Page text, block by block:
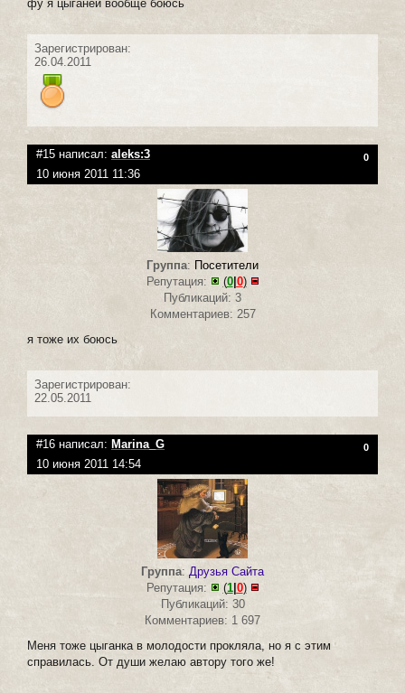
фу я цыганей вообще боюсь
Зарегистрирован:
26.04.2011
#15 написал: aleks:3 0
10 июня 2011 11:36
Группа: Посетители
Репутация:
(0| 0)
Публикаций: 3
Комментариев: 257
я тоже их боюсь
Зарегистрирован:
22.05.2011
#16 написал: Marina_G 0
10 июня 2011 14:54
Группа: Друзья Сайта
Репутация:
(1| 0)
Публикаций: 30
Комментариев: 1 697
Меня тоже цыганка в молодости прокляла, но я с этим
справилась. От души желаю автору того же!